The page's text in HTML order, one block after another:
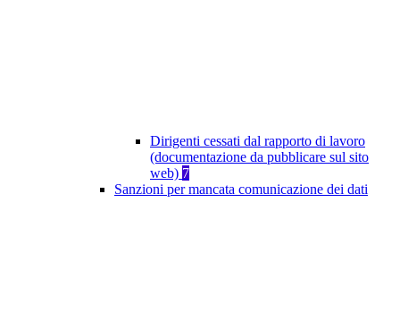
Dirigenti cessati dal rapporto di lavoro
(documentazione da pubblicare sul sito
web) 7
Sanzioni per mancata comunicazione dei dati